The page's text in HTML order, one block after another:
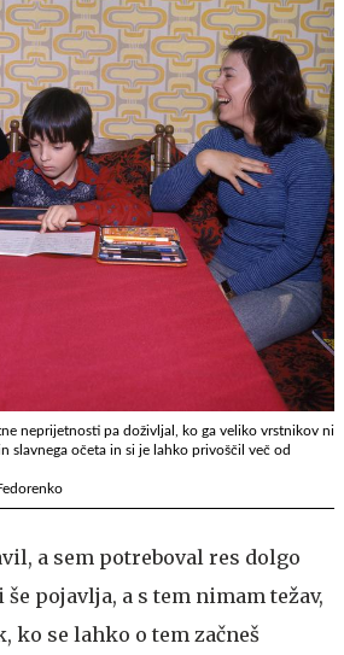
neprijetnosti pa doživljal, ko ga veliko vrstnikov ni
slavnega očeta in si je lahko privoščil več od
a sem potreboval res dolgo
še pojavlja, a s tem nimam težav,
ko se lahko o tem začneš